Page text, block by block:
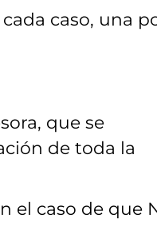
caso, una
que se
de toda la
el caso de que